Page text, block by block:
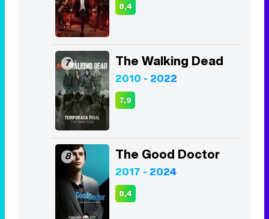
8,4
7 The Walking Dead
2010 - 2022
7,9
8 The Good Doctor
2017 - 2024
8,4